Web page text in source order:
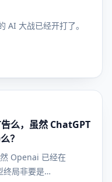
AI 大战已经开打了。
么，虽然 ChatGPT
？
Openai 已经在
终局非要是…